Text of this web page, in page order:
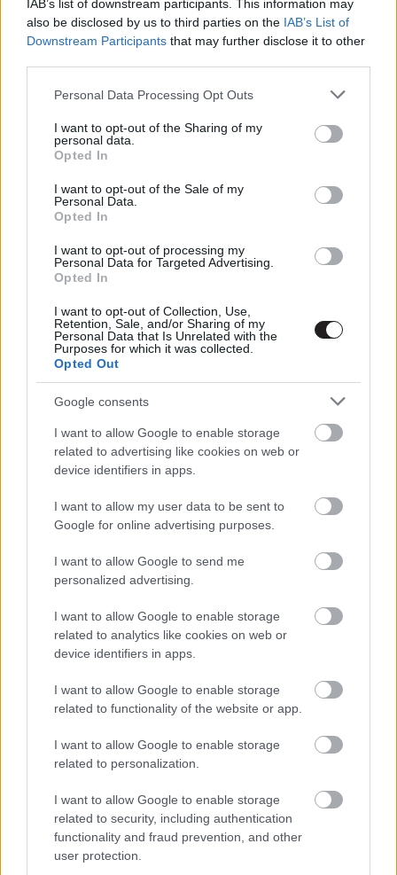
IAB’s list of downstream participants. This information may
also be disclosed by us to third parties on the IAB’s List of
Downstream Participants that may further disclose it to other
Please note that this website/app uses one or more Google
not limited to your visit or usage behaviour. You may click to
grant or deny consent to Google and its third-party tags to
use your data for below specified purposes in below Google
consent section.
Personal Data Processing Opt Outs
I want to opt-out of the Sharing of my
personal data.
Opted In
I want to opt-out of the Sale of my
Personal Data.
Opted In
I want to opt-out of processing my
Personal Data for Targeted Advertising.
Opted In
I want to opt-out of Collection, Use,
Retention, Sale, and/or Sharing of my
Personal Data that Is Unrelated with the
Purposes for which it was collected.
Opted Out
Google consents
I want to allow Google to enable storage
related to advertising like cookies on web or
device identifiers in apps.
I want to allow my user data to be sent to
Google for online advertising purposes.
I want to allow Google to send me
personalized advertising.
I want to allow Google to enable storage
related to analytics like cookies on web or
device identifiers in apps.
I want to allow Google to enable storage
related to functionality of the website or app.
I want to allow Google to enable storage
related to personalization.
I want to allow Google to enable storage
related to security, including authentication
functionality and fraud prevention, and other
user protection.
házi rabszolgát alakít majd, aki egy szadista
rabszolgamester jobb keze. Rajtuk kívül még a stábban
lesz Kevin Costner és Treat Williams is. A forgatókönyvet
szintén Tarantino bácsi szerezte, a western premiere
2012. december 25.
Sötét zsaruk 3 - Imax 3D-ben is!
2011 szeptember 14. 12:46
Az IMAX Corporation és a Sony Pictures
egyezséget kötött egymással, hogy a 2012-
ben várható Sötét zsaruk 3 lenyűgöző IMAX
3D-s látványban kerül majd a nézők szeme és
füle elé.
A készítők és az IMAX vállalat is rendkívül lelkes,
valamint bizakodó a megjelenéssel kapcsolatban, amire
harmadik részét Barry Sonnenfeld dirigálja, a film
sztárjai pedig Will Smith, Tommy Lee Jones, Josh Brolin,
Jemaine Clement, Emma Thompson, Johnny Knoxville és
Alice Eve. Mivel a stúdió úgy vigyázza a Sötét zsaruk 3
történetét, mint arany tojást tojó tyúkot (mert az is),
tudjuk, hogy J ügynök hogyan megy vissza az időbe
találkozni a fiatal K ügynökkel egy világot veszélyeztető
katasztrófa megelőzése érdekében.
Fertőzés - Mire számíthatunk?